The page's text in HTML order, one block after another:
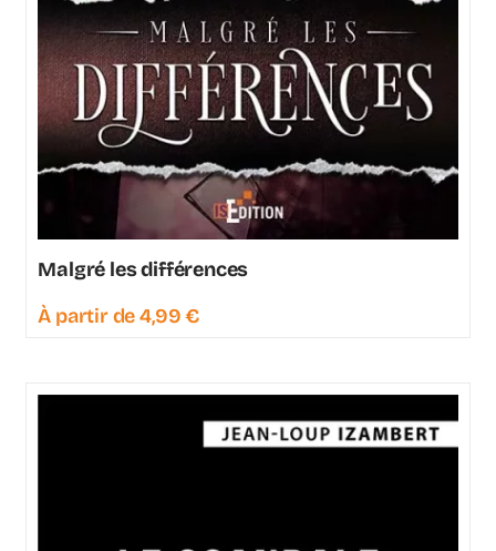
Malgré les différences
À partir de4,99€